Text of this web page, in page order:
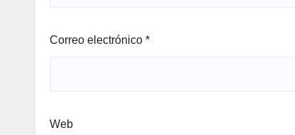
Correo electrónico *
Web